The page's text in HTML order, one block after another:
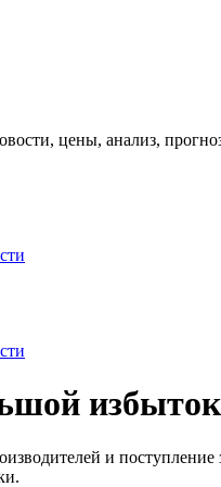
цены, анализ,
избыток
и